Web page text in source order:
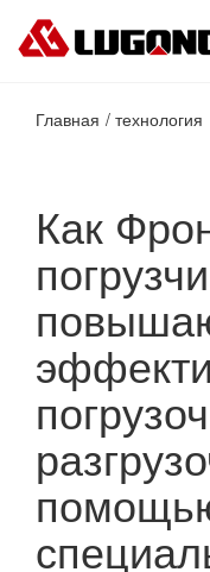
Главная технология
Как